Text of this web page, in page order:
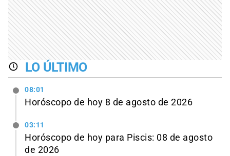
LO ÚLTIMO
08:01
Horóscopo de hoy 8 de agosto de 2026
03:11
Horóscopo de hoy para Piscis: 08 de agosto
de 2026